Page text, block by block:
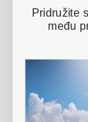
Detalji
✔ odlična
✔ u blizini
Budapest ✔
taksijem ✔
grada ✔
besplatan Wi-
Uslovi
Pridružite
među